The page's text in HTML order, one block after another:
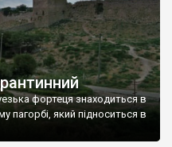
фортеця знаходиться в
пагорбі, який підноситься в